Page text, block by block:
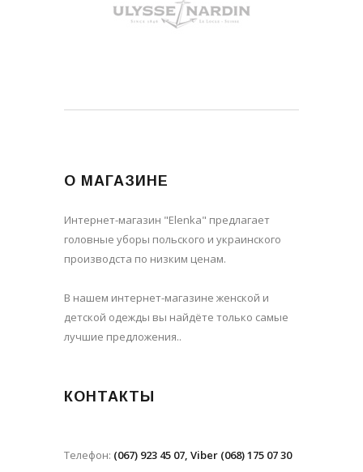
О МАГАЗИНЕ
Интернет-магазин "Elenka" предлагает
головные уборы польского и украинского
производста по низким ценам.
В нашем интернет-магазине женской и
детской одежды вы найдёте только самые
лучшие предложения..
КОНТАКТЫ
Телефон: (067) 923 45 07, Viber (068) 175 07 30